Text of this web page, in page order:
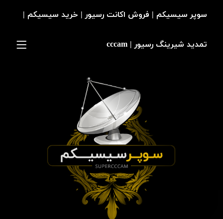
سوپر سیسیکم | فروش اکانت رسیور | خرید سیسیکم |
تمدید شیرینگ رسیور | cccam